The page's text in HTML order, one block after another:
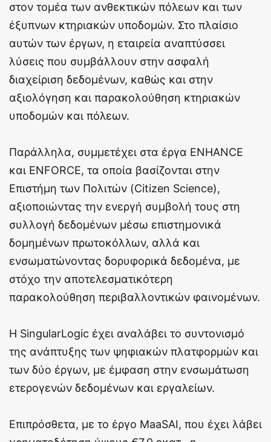
στον τομέα των ανθεκτικών πόλεων και των
έξυπνων κτηριακών υποδομών. Στο πλαίσιο
αυτών των έργων, η εταιρεία αναπτύσσει
λύσεις που συμβάλλουν στην ασφαλή
διαχείριση δεδομένων, καθώς και στην
αξιολόγηση και παρακολούθηση κτηριακών
υποδομών και πόλεων.
Παράλληλα, συμμετέχει στα έργα ENHANCE
και ENFORCE, τα οποία βασίζονται στην
Επιστήμη των Πολιτών (Citizen Science),
αξιοποιώντας την ενεργή συμβολή τους στη
συλλογή δεδομένων μέσω επιστημονικά
δομημένων πρωτοκόλλων, αλλά και
ενσωματώνοντας δορυφορικά δεδομένα, με
στόχο την αποτελεσματικότερη
παρακολούθηση περιβαλλοντικών φαινομένων.
Η SingularLogic έχει αναλάβει το συντονισμό
της ανάπτυξης των ψηφιακών πλατφορμών και
των δύο έργων, με έμφαση στην ενσωμάτωση
ετερογενών δεδομένων και εργαλείων.
Επιπρόσθετα, με το έργο MaaSAI, που έχει λάβει